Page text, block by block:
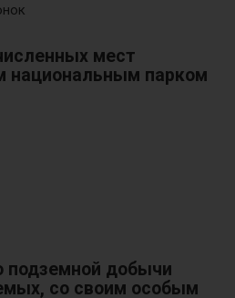
мест
национальным парком
подземной добычи
со своим особым